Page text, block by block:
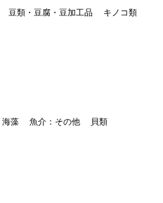
豆類・豆腐・豆加工品
キノコ類
海藻 魚介：その他 貝類